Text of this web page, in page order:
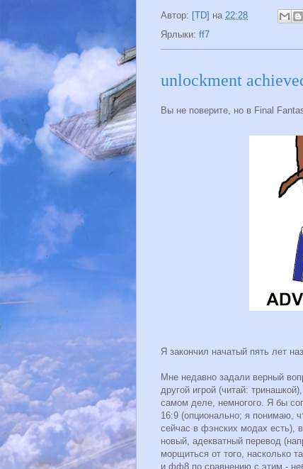
Автор: [TD] на 22:28
Ярлыки: ff7
unlockment
Вы не поверите, но в Final
Я закончил начатый пять лет
Мне недавно задали верный
другой игрой (читай:
самом деле, немногого. Я бы
16:9 (опционально; я понимаю,
сейчас в фэнских модах есть),
новый, адекватный перевод
морщиться от того, насколько
и фф8 по сравнению с этим -